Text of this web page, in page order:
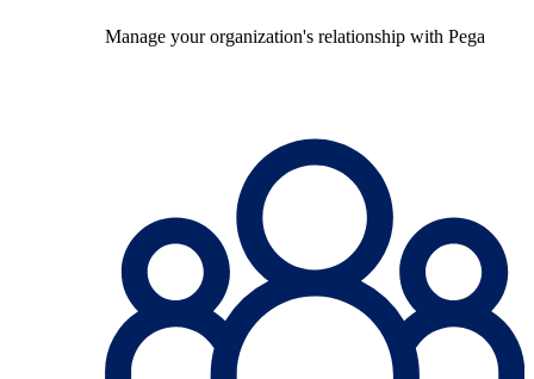
Manage your organization's relationship with Pega